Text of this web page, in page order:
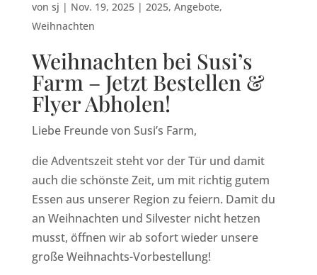
von sj | Nov. 19, 2025| 2025, Angebote,
Weihnachten
Weihnachten bei Susi’s
Farm – Jetzt Bestellen &
Flyer Abholen!
Liebe Freunde von Susi’s Farm,
die Adventszeit steht vor der Tür und damit
auch die schönste Zeit, um mit richtig gutem
Essen aus unserer Region zu feiern. Damit du
an Weihnachten und Silvester nicht hetzen
musst, öffnen wir ab sofort wieder unsere
große Weihnachts-Vorbestellung!